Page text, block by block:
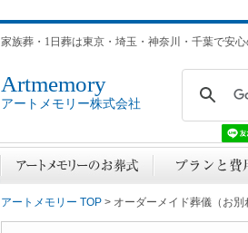
家族葬・1日葬は東京・埼玉・神奈川・千葉で安
Artmemory
アートメモリー株式会社
アートメモリー TOP > オーダーメイド葬儀（お別